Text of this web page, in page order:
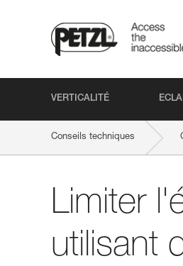
VERTICALITÉ
Conseils techniques
Limiter
utilisant